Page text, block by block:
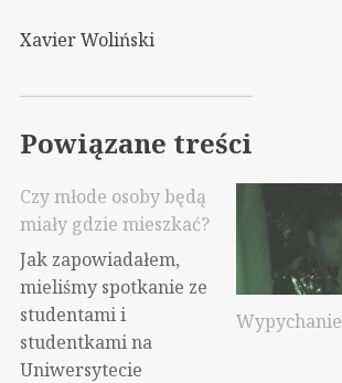
Xavier Woliński
Powiązane treści
Czy młode osoby będą
miały gdzie mieszkać?
Jak zapowiadałem,
mieliśmy spotkanie ze
studentami i
studentkami na
Uniwersytecie
Wypychanie